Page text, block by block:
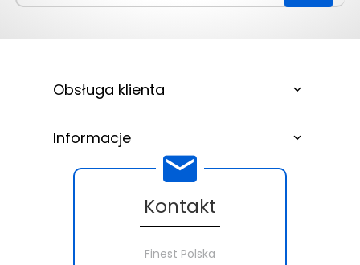
Obsługa klienta
Informacje
Kontakt
Finest Polska